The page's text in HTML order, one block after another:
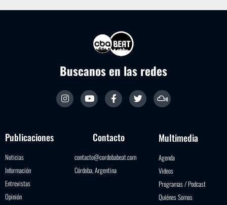
Buscanos en las redes
Publicaciones
Noticias
Información
Entrevistas
Opinión
Contacto
contacto@cordobabeat.com
Córdoba, Argentina
Multimedia
Agenda
Videos
Programas / Podcast
Quiénes Somos